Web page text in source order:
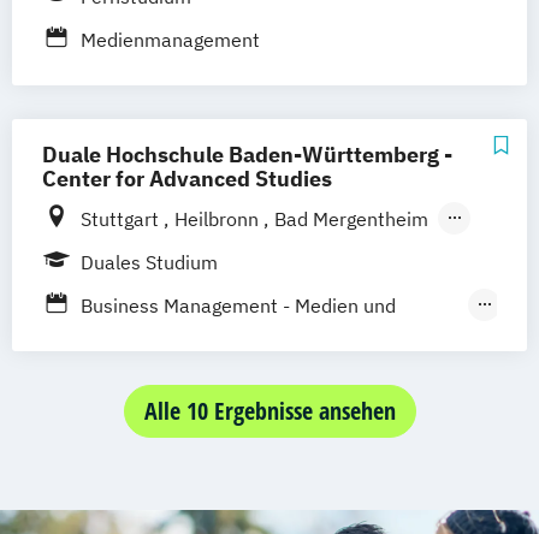
Hamburg Hannover
Kaiserslautern/Kusel Kiel Leipzig
Ludwigshafen/Diez München Nürnberg
Online-Fernstudium Regensburg Stade
Stuttgart Köln
Offenbach bei Frankfurt am Main
Schwarzheide/Oberspreewald-Lausitz bei
Medienmanagement
Duale Hochschule Baden-Württemberg -
Center for Advanced Studies
Stuttgart Heilbronn
Bad Mergentheim
Friedrichshafen
Ravensburg Villingen-Schwenningen
Horb am Neckar
Duales Studium
Business Management - Medien und
Alle 10 Ergebnisse ansehen